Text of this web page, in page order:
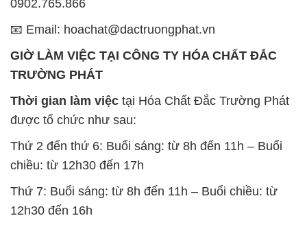
0902.765.866
📧 Email: hoachat@dactruongphat.vn
GIỜ LÀM VIỆC TẠI CÔNG TY HÓA CHẤT ĐẮC
TRƯỜNG PHÁT
Thời gian làm việc tại Hóa Chất Đắc Trường Phát
được tổ chức như sau:
Thứ 2 đến thứ 6: Buổi sáng: từ 8h đến 11h – Buổi
chiều: từ 12h30 đến 17h
Thứ 7: Buổi sáng: từ 8h đến 11h – Buổi chiều: từ
12h30 đến 16h